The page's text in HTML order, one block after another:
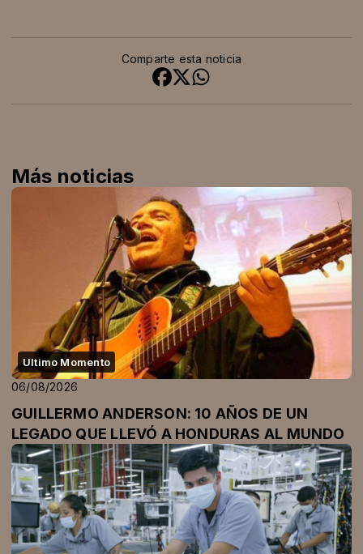
Comparte esta noticia
Más noticias
Ultimo Momento
06/08/2026
GUILLERMO ANDERSON: 10 AÑOS DE UN
LEGADO QUE LLEVÓ A HONDURAS AL MUNDO